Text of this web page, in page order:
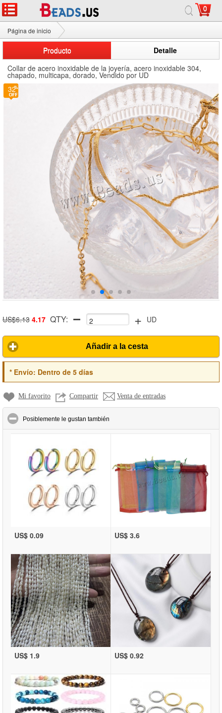
0
Página de inicio
Collar de acero inoxidable de la joyería
Producto
Detalle
Collar de acero inoxidable de la joyería, acero inoxidable 304,
chapado, multicapa, dorado, Vendido por UD
32
US$6.13 4.17 QTY: + UD
Añadir a la cesta
*Envío: Dentro de 5 días
Mi favorito Compartir Venta de entradas
Posiblemente le gustan también
US$ 0.09 US$ 3.6
US$ 1.9 US$ 0.92